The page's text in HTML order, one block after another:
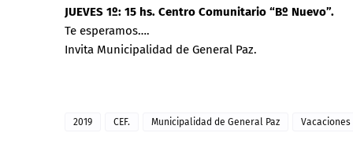
JUEVES 1º: 15 hs. Centro Comunitario “Bº Nuevo”.
Te esperamos….
Invita Municipalidad de General Paz.
2019 CEF. Municipalidad de General Paz Vacaciones